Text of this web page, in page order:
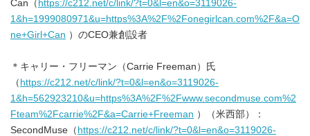
Can（ https://c212.net/c/link/?t=0&l=en&o=3119026-
1&h=1999080971&u=https%3A%2F%2Fonegirlcan.com%2F&a=O
ne+Girl+Can ）のCEO兼創設者
＊キャリー・フリーマン（Carrie Freeman）氏
（ https://c212.net/c/link/?t=0&l=en&o=3119026-
1&h=562923210&u=https%3A%2F%2Fwww.secondmuse.com%2
Fteam%2Fcarrie%2F&a=Carrie+Freeman ）（米西部）：
SecondMuse（ https://c212.net/c/link/?t=0&l=en&o=3119026-